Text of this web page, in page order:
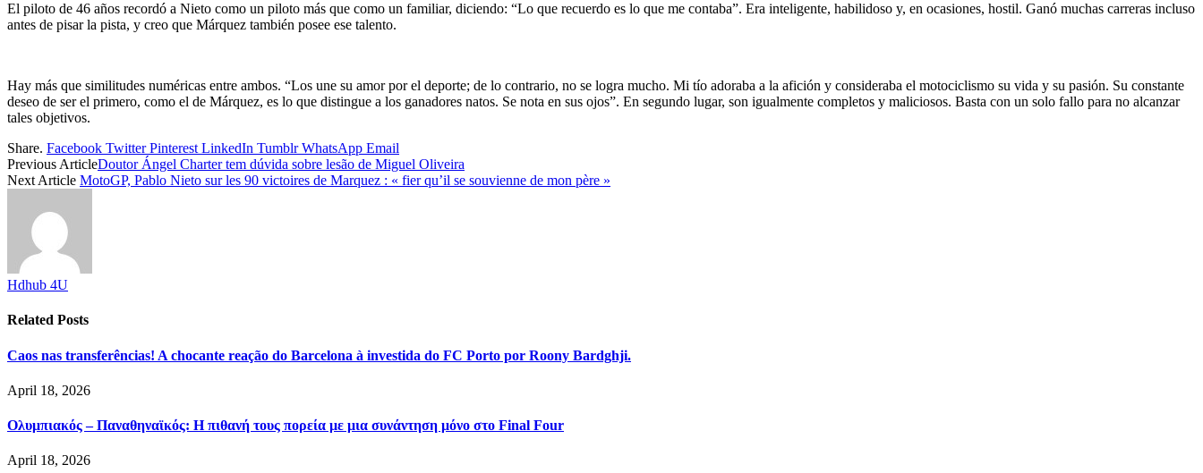
El piloto de 46 años recordó a Nieto como un piloto más que como un familiar, diciendo: “Lo que recuerdo es lo que me contaba”. Era inteligente, habilidoso y, en ocasiones, hostil. Ganó muchas carreras incluso
antes de pisar la pista, y creo que Márquez también posee ese talento.
Hay más que similitudes numéricas entre ambos. “Los une su amor por el deporte; de ​​lo contrario, no se logra mucho. Mi tío adoraba a la afición y consideraba el motociclismo su vida y su pasión. Su constante
deseo de ser el primero, como el de Márquez, es lo que distingue a los ganadores natos. Se nota en sus ojos”. En segundo lugar, son igualmente completos y maliciosos. Basta con un solo fallo para no alcanzar
tales objetivos.
Share. Facebook Twitter Pinterest LinkedIn Tumblr WhatsApp Email
Previous ArticleDoutor Ángel Charter tem dúvida sobre lesão de Miguel Oliveira
Next Article MotoGP, Pablo Nieto sur les 90 victoires de Marquez : « fier qu’il se souvienne de mon père »
Hdhub 4U
Related Posts
Caos nas transferências! A chocante reação do Barcelona à investida do FC Porto por Roony Bardghji.
April 18, 2026
Ολυμπιακός – Παναθηναϊκός: Η πιθανή τους πορεία με μια συνάντηση μόνο στο Final Four
April 18, 2026